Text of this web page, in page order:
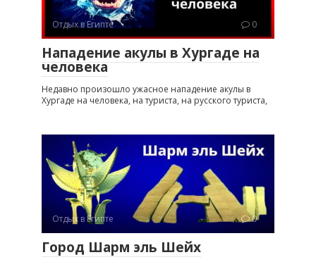
Отдых в Египте 0
Нападение акулы в Хургаде на
человека
Недавно произошло ужасное нападение акулы в
Хургаде на человека, на туриста, на русского туриста,
Отдых в Египте 0
Город Шарм эль Шейх